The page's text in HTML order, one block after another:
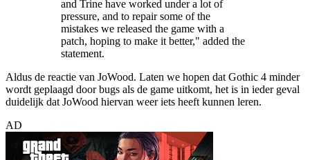
and Trine have worked under a lot of
pressure, and to repair some of the
mistakes we released the game with a
patch, hoping to make it better," added the
statement.
Aldus de reactie van JoWood. Laten we hopen dat Gothic 4 minder
wordt geplaagd door bugs als de game uitkomt, het is in ieder geval
duidelijk dat JoWood hiervan weer iets heeft kunnen leren.
AD